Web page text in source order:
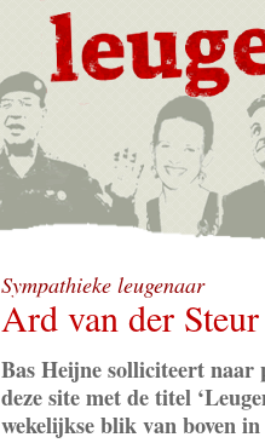
Sympathieke leugenaar
Ard van der Steur
Bas Heijne solliciteert naar
deze site met de titel
wekelijkse blik van boven